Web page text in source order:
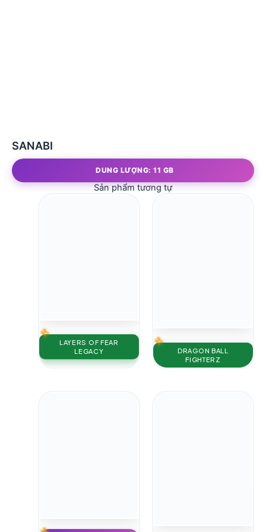
SANABI
DUNG LƯỢNG: 11 GB
Sản phẩm tương tự
LAYERS OF FEAR
LEGACY
DRAGON BALL
FIGHTERZ